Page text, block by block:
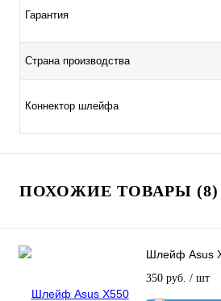
Гарантия
Страна производства
Коннектор шлейфа
ПОХОЖИЕ ТОВАРЫ (8)
Шлейф Asus
350 руб. / шт